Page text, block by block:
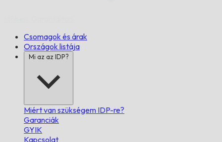
Csomagok és árak
Országok listája
Mi az az IDP?
Miért van szükségem IDP-re?
Garanciák
GYIK
Kapcsolat